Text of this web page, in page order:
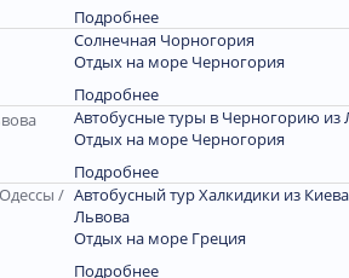
Подробнее
Солнечная Чорногория
Отдых на море Черногория
Подробнее
Автобусные туры в Черногорию из
Отдых на море Черногория
Подробнее
Автобусный тур Халкидики из
Львова
Отдых на море Греция
Подробнее